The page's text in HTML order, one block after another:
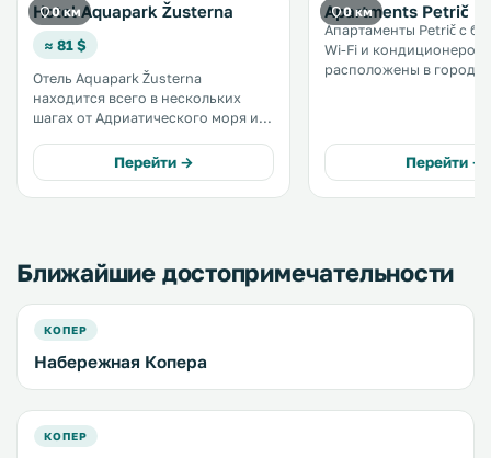
0 км
Hotel Aquapark Žusterna
≈ 81 $
Отель Aquapark Žusterna
находится всего в нескольких
шагах от Адриатического моря и в
Перейти →
0 км
Apartments Petrič
Апартаменты Petrič с
Wi-Fi и кондиционером
расположены в городе
обустроена бесплатная
Перейти →
Ближайшие достопримечательности
КОПЕР
Набережная Копера
КОПЕР